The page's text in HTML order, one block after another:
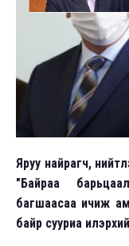
Яруу найрагч,
"Байраа
багшаасаа ичиж
байр сууриа